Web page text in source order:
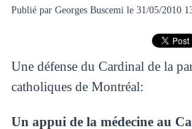
Publié par Georges Buscemile 31/05/2010
Une défense du Cardinal de la
catholiques de Montréal:
Un appui de la médecine au